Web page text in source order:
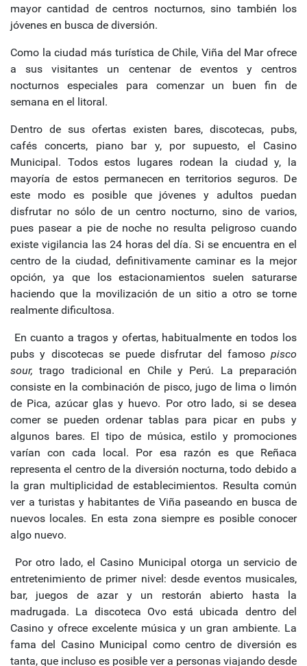
mayor cantidad de centros nocturnos, sino también los
jóvenes en busca de diversión.
Como la ciudad más turística de Chile, Viña del Mar ofrece
a sus visitantes un centenar de eventos y centros
nocturnos especiales para comenzar un buen fin de
semana en el litoral.
Dentro de sus ofertas existen bares, discotecas, pubs,
cafés concerts, piano bar y, por supuesto, el Casino
Municipal. Todos estos lugares rodean la ciudad y, la
mayoría de estos permanecen en territorios seguros. De
este modo es posible que jóvenes y adultos puedan
disfrutar no sólo de un centro nocturno, sino de varios,
pues pasear a pie de noche no resulta peligroso cuando
existe vigilancia las 24 horas del día. Si se encuentra en el
centro de la ciudad, definitivamente caminar es la mejor
opción, ya que los estacionamientos suelen saturarse
haciendo que la movilización de un sitio a otro se torne
realmente dificultosa.
En cuanto a tragos y ofertas, habitualmente en todos los
pubs y discotecas se puede disfrutar del famoso pisco
sour, trago tradicional en Chile y Perú. La preparación
consiste en la combinación de pisco, jugo de lima o limón
de Pica, azúcar glas y huevo. Por otro lado, si se desea
comer se pueden ordenar tablas para picar en pubs y
algunos bares. El tipo de música, estilo y promociones
varían con cada local. Por esa razón es que Reñaca
representa el centro de la diversión nocturna, todo debido a
la gran multiplicidad de establecimientos. Resulta común
ver a turistas y habitantes de Viña paseando en busca de
nuevos locales. En esta zona siempre es posible conocer
algo nuevo.
Por otro lado, el Casino Municipal otorga un servicio de
entretenimiento de primer nivel: desde eventos musicales,
bar, juegos de azar y un restorán abierto hasta la
madrugada. La discoteca Ovo está ubicada dentro del
Casino y ofrece excelente música y un gran ambiente. La
fama del Casino Municipal como centro de diversión es
tanta, que incluso es posible ver a personas viajando desde